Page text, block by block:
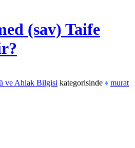
(sav) Taife
ve Ahlak Bilgisi kategorisinde ♦ murat